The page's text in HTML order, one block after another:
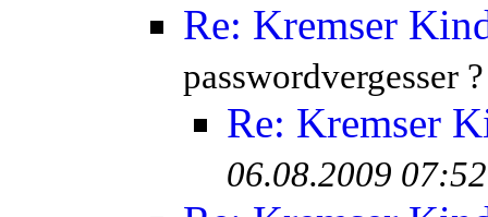
Re: Kremser
passwordvergesser
Re: Kremser
06.08.2009 07:52